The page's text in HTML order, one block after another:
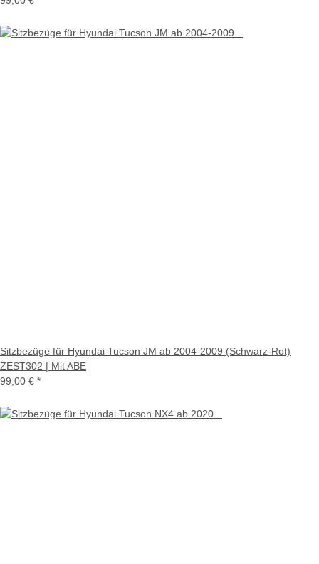
Sitzbezüge für Hyundai Tucson JM ab 2004-2009 (Schwarz-Rot)
ZEST302 | Mit ABE
99,00 € *